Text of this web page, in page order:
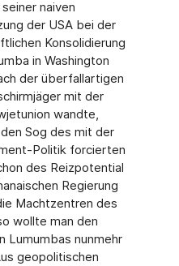
naiven
der USA bei der
Konsolidierung
in Washington
der überfallartigen
mit der
wandte,
Sog des mit der
Politik forcierten
des Reizpotential
Regierung
Machtzentren des
wollte man den
Lumumbas nunmehr
geopoliti­schen